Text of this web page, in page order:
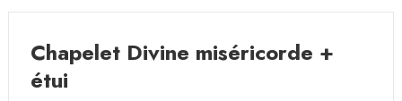
Chapelet Divine miséricorde +
étui